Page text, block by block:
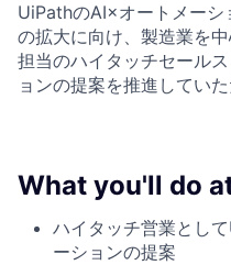
UiPathのAI×オートメーシ
の拡大に向け、製造業を
担当のハイタッチセール
ョンの提案を推進していた
What you'll do
ハイタッチ営業とし
ーションの提案